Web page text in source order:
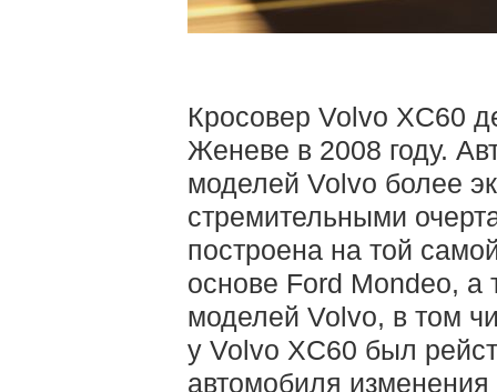
Кросовер Volvo XC60
Женеве в 2008 году.
моделей Volvo более
стремительными
построена на той
основе Ford Mondeo, а
моделей Volvo, в том
у Volvo XC60 был
автомобиля изменения